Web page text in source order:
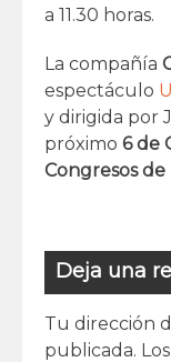
a 11.30 horas.
La compañía
espectáculo
y dirigida por
próximo 6 de
Congresos
Deja una
Tu dirección
publicada.